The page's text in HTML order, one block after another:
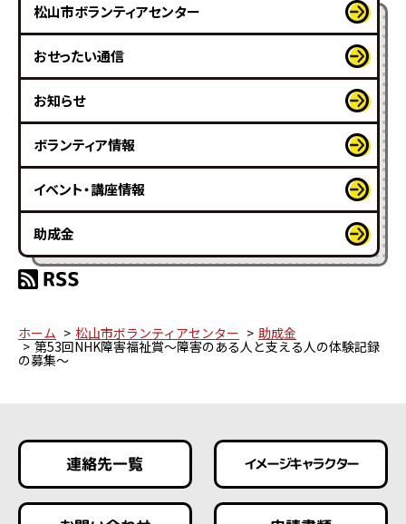
松山市ボランティアセンター
おせったい通信
お知らせ
ボランティア情報
イベント・講座情報
助成金
ホーム 松山市ボランティアセンター 助成金
第53回NHK障害福祉賞～障害のある人と支える人の体験記録
の募集～
連絡先一覧 イメージキャラクター